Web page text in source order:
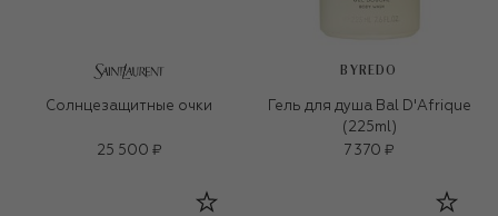
Солнцезащитные очки
25 500 ₽
BYREDO
Гель для душа Bal D'Afrique
(225ml)
7 370 ₽